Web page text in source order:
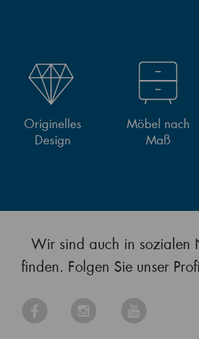
Originelles
Design
Möbel nach
Maß
Wir sind auch in sozialen
finden. Folgen Sie unser